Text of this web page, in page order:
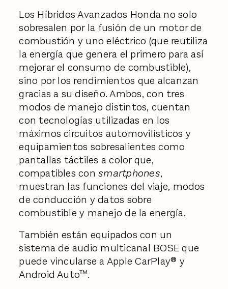
Los Híbridos Avanzados Honda no solo
sobresalen por la fusión de un motor de
combustión y uno eléctrico (que reutiliza
la energía que genera el primero para así
mejorar el consumo de combustible),
sino por los rendimientos que alcanzan
gracias a su diseño. Ambos, con tres
modos de manejo distintos, cuentan
con tecnologías utilizadas en los
máximos circuitos automovilísticos y
equipamientos sobresalientes como
pantallas táctiles a color que,
compatibles consmartphones,
muestran las funciones del viaje, modos
de conducción y datos sobre
combustible y manejo de la energía.
También están equipados con un
sistema de audio multicanal BOSE que
puede vincularse a Apple CarPlay® y
Android Auto™.